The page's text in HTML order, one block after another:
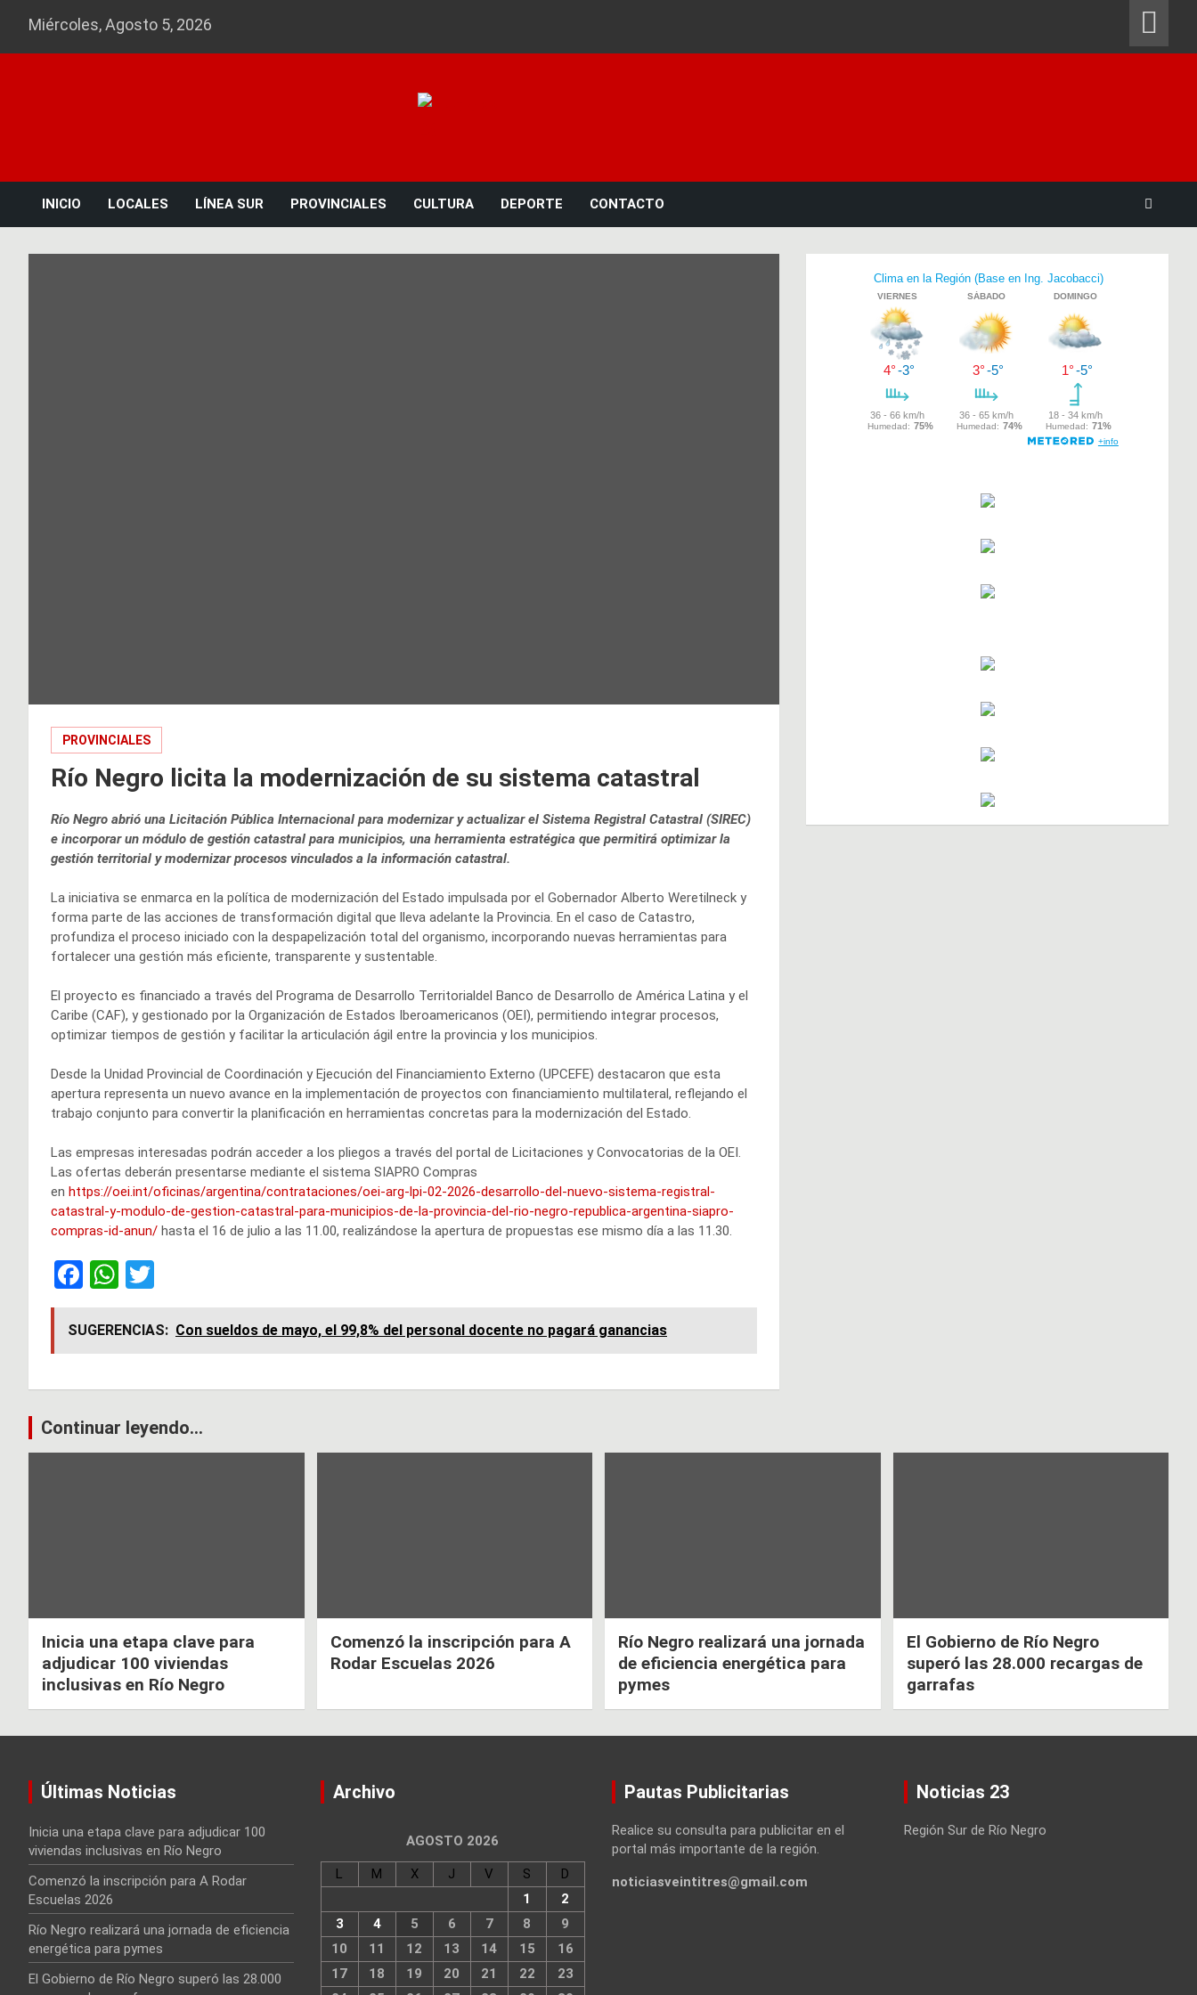
Miércoles, Agosto 5, 2026
INICIO LOCALES LÍNEA SUR PROVINCIALES CULTURA DEPORTE CONTACTO
PROVINCIALES
Río Negro licita la modernización de su sistema catastral
Río Negro abrió una Licitación Pública Internacional para modernizar y actualizar el Sistema Registral Catastral (SIREC)
e incorporar un módulo de gestión catastral para municipios, una herramienta estratégica que permitirá optimizar la
gestión territorial y modernizar procesos vinculados a la información catastral.
La iniciativa se enmarca en la política de modernización del Estado impulsada por el Gobernador Alberto Weretilneck y
forma parte de las acciones de transformación digital que lleva adelante la Provincia. En el caso de Catastro,
profundiza el proceso iniciado con la despapelización total del organismo, incorporando nuevas herramientas para
fortalecer una gestión más eficiente, transparente y sustentable.
El proyecto es financiado a través del Programa de Desarrollo Territorialdel Banco de Desarrollo de América Latina y el
Caribe (CAF), y gestionado por la Organización de Estados Iberoamericanos (OEI), permitiendo integrar procesos,
optimizar tiempos de gestión y facilitar la articulación ágil entre la provincia y los municipios.
Desde la Unidad Provincial de Coordinación y Ejecución del Financiamiento Externo (UPCEFE) destacaron que esta
apertura representa un nuevo avance en la implementación de proyectos con financiamiento multilateral, reflejando el
trabajo conjunto para convertir la planificación en herramientas concretas para la modernización del Estado.
Las empresas interesadas podrán acceder a los pliegos a través del portal de Licitaciones y Convocatorias de la OEI.
Las ofertas deberán presentarse mediante el sistema SIAPRO Compras
en https://oei.int/oficinas/argentina/contrataciones/oei-arg-lpi-02-2026-desarrollo-del-nuevo-sistema-registral-
catastral-y-modulo-de-gestion-catastral-para-municipios-de-la-provincia-del-rio-negro-republica-argentina-siapro-
compras-id-anun/ hasta el 16 de julio a las 11.00, realizándose la apertura de propuestas ese mismo día a las 11.30.
F
a
ce
b
o
o
k
W
h
at
s
A
p
p
wi
tt
er
SUGERENCIAS: Con sueldos de mayo, el 99,8% del personal docente no pagará ganancias
Navegación
Continuar leyendo...
Inicia una etapa clave para
adjudicar 100 viviendas
inclusivas en Río Negro
Comenzó la inscripción para A
Rodar Escuelas 2026
Río Negro realizará una jornada
de eficiencia energética para
pymes
El Gobierno de Río Negro
superó las 28.000 recargas de
garrafas
Últimas Noticias
Inicia una etapa clave para adjudicar 100
viviendas inclusivas en Río Negro
Comenzó la inscripción para A Rodar
Escuelas 2026
Río Negro realizará una jornada de eficiencia
energética para pymes
El Gobierno de Río Negro superó las 28.000
Archivo
AGOSTO 2026
L M X J V S
D
1
2
3
4 5 6 7 8
9
10
11 12 13 14 15
16
17
18 19 20 21 22
23
Pautas Publicitarias
Realice su consulta para publicitar en el
portal más importante de la región.
noticiasveintitres@gmail.com
Noticias 23
Región Sur de Río Negro